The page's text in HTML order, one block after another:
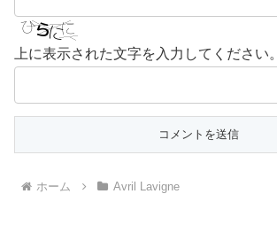
上に表示された文字を入力してください。
ホーム Avril Lavigne